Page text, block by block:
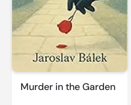
Murder in the Garden